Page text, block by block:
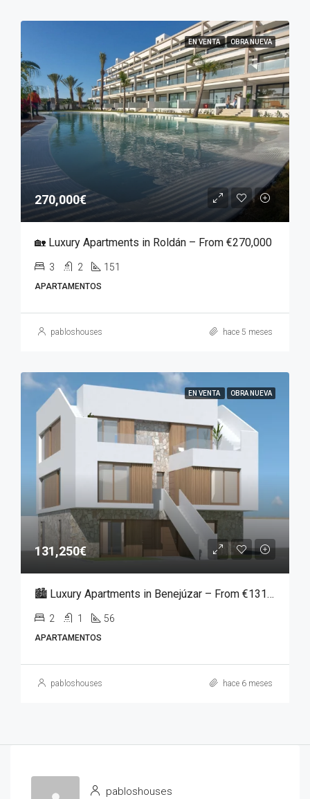
EN VENTA OBRA NUEVA
270,000€
🏡 Luxury Apartments in Roldán – From €270,000
3 2 151
APARTAMENTOS
pabloshouses hace 5 meses
EN VENTA OBRA NUEVA
131,250€
🏙️ Luxury Apartments in Benejúzar – From €131,250
2 1 56
APARTAMENTOS
pabloshouses hace 6 meses
pabloshouses